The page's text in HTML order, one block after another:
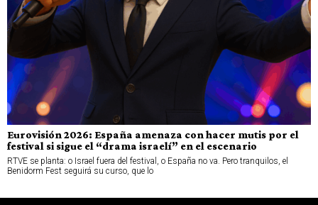
Eurovisión 2026: España amenaza con hacer mutis por el
festival si sigue el “drama israelí” en el escenario
RTVE se planta: o Israel fuera del festival, o España no va. Pero tranquilos, el
Benidorm Fest seguirá su curso, que lo